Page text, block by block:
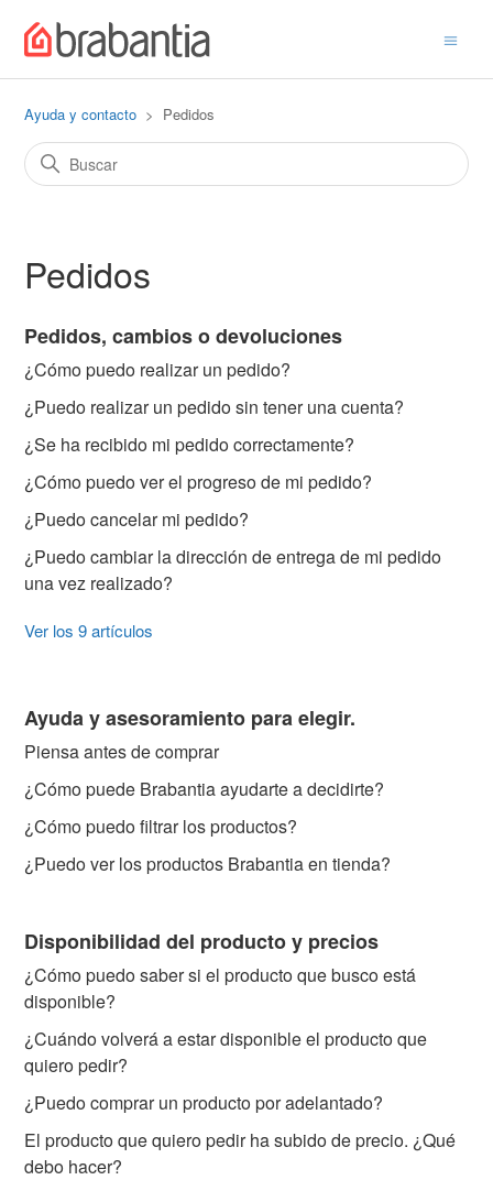
Ayuda y contacto Pedidos
Pedidos
Pedidos, cambios o devoluciones
¿Cómo puedo realizar un pedido?
¿Puedo realizar un pedido sin tener una cuenta?
¿Se ha recibido mi pedido correctamente?
¿Cómo puedo ver el progreso de mi pedido?
¿Puedo cancelar mi pedido?
¿Puedo cambiar la dirección de entrega de mi pedido
una vez realizado?
Ver los 9 artículos
Ayuda y asesoramiento para elegir.
Piensa antes de comprar
¿Cómo puede Brabantia ayudarte a decidirte?
¿Cómo puedo filtrar los productos?
¿Puedo ver los productos Brabantia en tienda?
Disponibilidad del producto y precios
¿Cómo puedo saber si el producto que busco está
disponible?
¿Cuándo volverá a estar disponible el producto que
quiero pedir?
¿Puedo comprar un producto por adelantado?
El producto que quiero pedir ha subido de precio. ¿Qué
debo hacer?